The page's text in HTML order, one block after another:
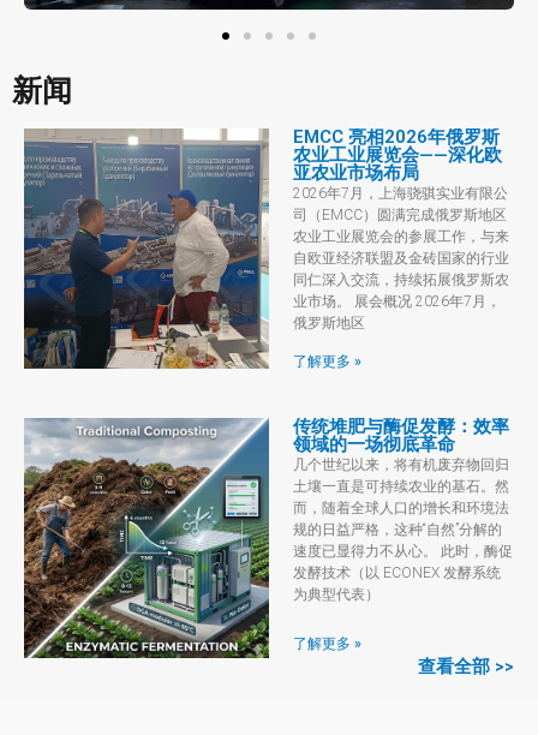
新闻
EMCC 亮相2026年俄罗斯
农业工业展览会——深化欧
亚农业市场布局
2026年7月，上海骁骐实业有限公
司（EMCC）圆满完成俄罗斯地区
农业工业展览会的参展工作，与来
自欧亚经济联盟及金砖国家的行业
同仁深入交流，持续拓展俄罗斯农
业市场。 展会概况 2026年7月，
俄罗斯地区
了解更多 »
传统堆肥与酶促发酵：效率
领域的一场彻底革命
几个世纪以来，将有机废弃物回归
土壤一直是可持续农业的基石。然
而，随着全球人口的增长和环境法
规的日益严格，这种“自然”分解的
速度已显得力不从心。 此时，酶促
发酵技术（以 ECONEX 发酵系统
为典型代表）
了解更多 »
查看全部 >>